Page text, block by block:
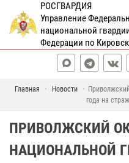
РОСГВАРДИЯ
Управление
национальной
Федерации по
Главная Новости
года на
ПРИВОЛЖСКИЙ
НАЦИОНАЛЬНОЙ